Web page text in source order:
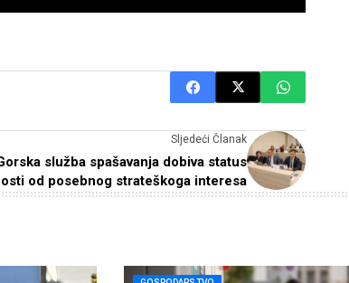
Sljedeći Članak
služba spašavanja dobiva status
od posebnog strateškoga interesa